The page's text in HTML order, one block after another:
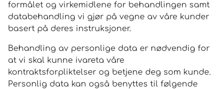
formålet og virkemidlene for behandlingen samt
databehandling vi gjør på vegne av våre kunder
basert på deres instruksjoner.
Behandling av personlige data er nødvendig for
at vi skal kunne ivareta våre
kontraktsforpliktelser og betjene deg som kunde.
Personlig data kan også benyttes til følgende